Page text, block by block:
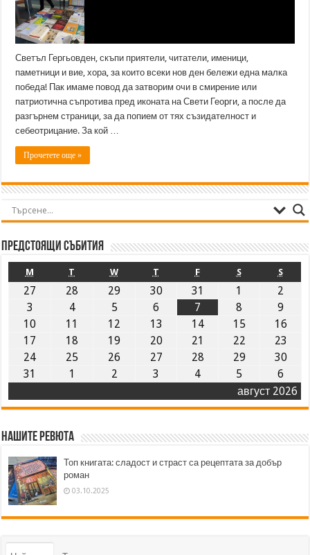
Светъл Гергьовден, скъпи приятели, читатели, именици,
паметници и вие, хора, за които всеки нов ден бележи една малка
победа! Пак имаме повод да затворим очи в смирение или
патриотична съпротива пред иконата на Свети Георги, а после да
разгърнем страници, за да попием от тях съзидателност и
себеотрицание. За кой …
Прочетете още »
Предстоящи събития
август 2026
M T W T F S S
27 28 29 30 31 1
2
3
4 5 6 7 8
9
10
11 12 13 14 15
16
17
18 19 20 21 22
23
24
25 26 27 28 29
30
31
1 2 3 4 5 6
Нашите ревюта
Топ книгата: сладост и страст са рецептата за добър
роман
03.10.2025